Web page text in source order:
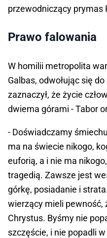
przewodniczący prymas
Prawo falowania
W homilii metropolita
Galbas, odwołując się
zaznaczył, że życie
dwiema górami - Tabor
- Doświadczamy
ma na świecie nikogo,
euforią, a i nie ma
tragedią. Zawsze jest
górkę, posiadanie i
wierzący mieli
Chrystus. Byśmy nie
szczęście, i nie popadli